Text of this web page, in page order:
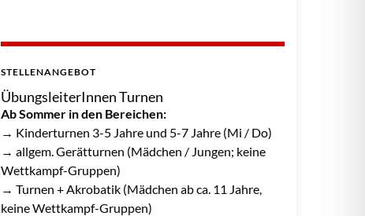
STELLENANGEBOT
ÜbungsleiterInnen Turnen
Ab Sommer in den Bereichen:
→ Kinderturnen 3-5 Jahre und 5-7 Jahre (Mi / Do)
→ allgem. Gerätturnen (Mädchen / Jungen; keine
Wettkampf-Gruppen)
→ Turnen + Akrobatik (Mädchen ab ca. 11 Jahre,
keine Wettkampf-Gruppen)